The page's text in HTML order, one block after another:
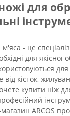
для
- це
для якісної
від кісток,
купити ніж
ARCOS